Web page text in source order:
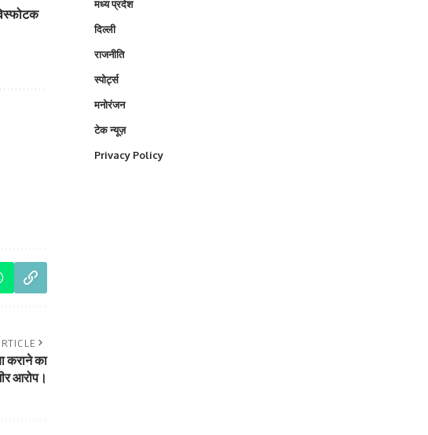
कराने का
आरोप।
मध्य प्रदेश
दिल्ली
राजनीति
स्पोर्ट्स
मनोरंजन
टेक न्यूज़
Privacy Policy